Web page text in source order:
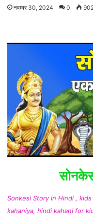
नवम्बर 30, 2024 0
Sonkesi Story in Hindi ,
kahaniya, hindi kahani for